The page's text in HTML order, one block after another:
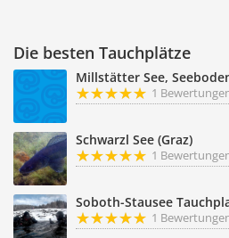
Die besten Tauchplätze
Millstätter See,
1
Schwarzl See (Graz)
1
Soboth-Stausee
1